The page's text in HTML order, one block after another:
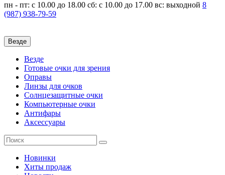
пн - пт: с 10.00 до 18.00 сб: с 10.00 до 17.00 вс: выходной 8
(987) 938-79-59
Везде
Везде
Готовые очки для зрения
Оправы
Линзы для очков
Солнцезащитные очки
Компьютерные очки
Антифары
Аксессуары
Новинки
Хиты продаж